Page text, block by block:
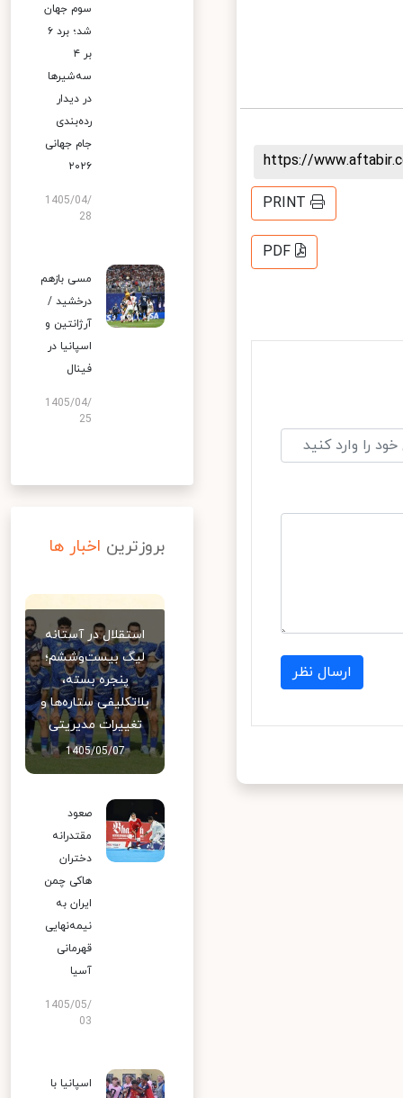
https://
PRINT
PDF
ارسال نظر
سوم جهان
شد؛ برد ۶
بر ۴
سه‌شیرها
در دیدار
رده‌بندی
جام جهانی
۲۰۲۶
1405/04/
28
مسی بازهم
درخشید /
آرژانتین و
اسپانیا در
فینال
1405/04/
25
بروزترین اخبار ها
استقلال در آستانه
لیگ بیست‌وششم؛
پنجره بسته،
بلاتکلیفی ستاره‌ها و
تغییرات مدیریتی
1405/05/07
صعود
مقتدرانه
دختران
هاکی چمن
ایران به
نیمه‌نهایی
قهرمانی
آسیا
1405/05/
03
اسپانیا با